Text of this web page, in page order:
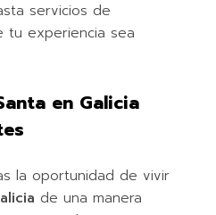
servicios de
tu experiencia sea
en Galicia
la oportunidad de vivir
de una manera